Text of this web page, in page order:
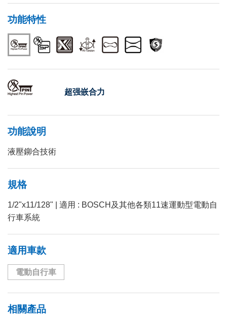
功能特性
超强嵌合力
功能說明
液壓鉚合技術
規格
1/2"x11/128" | 適用 : BOSCH及其他各類11速運動型電動自
行車系統
適用車款
電動自行車
相關產品